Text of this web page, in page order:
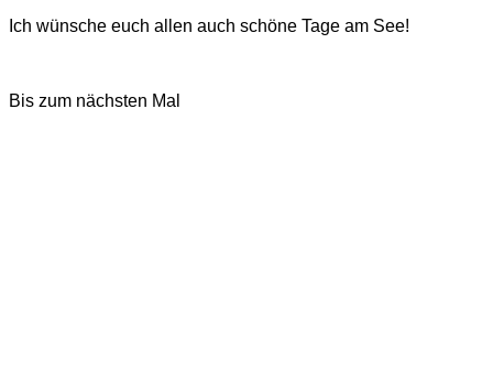
Ich wünsche euch allen auch schöne Tage am See!
Bis zum nächsten Mal